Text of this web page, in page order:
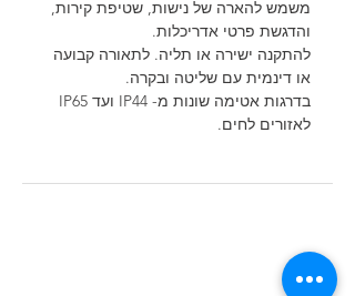
משמש להארה של נישות, שטיפת קירות,
והדגשת פרטי אדריכלות.
להתקנה ישירה או תליה. לתאורה קבועה
או דינמית עם שליטה ובקרה.
בדרגות אטימה שונות מ- IP44 ועד IP65
לאזורים לחים.